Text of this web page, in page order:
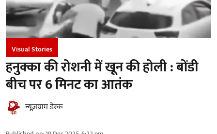
Visual Stories
हनुक्का की रोशनी में खून की होली : बोंडी
बीच पर 6 मिनट का आतंक
न्यूज़ग्राम डेस्क